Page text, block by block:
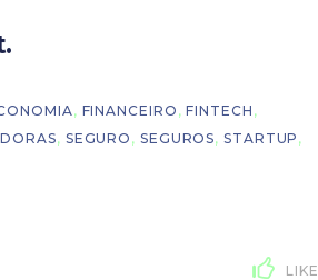
, FINANCEIRO ,FINTECH ,
, SEGURO , SEGUROS,STARTUP ,
LIKE